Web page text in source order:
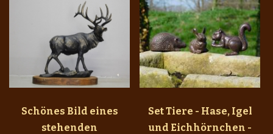
Schönes Bild eines
stehenden
Set Tiere - Hase, Igel
und Eichhörnchen -